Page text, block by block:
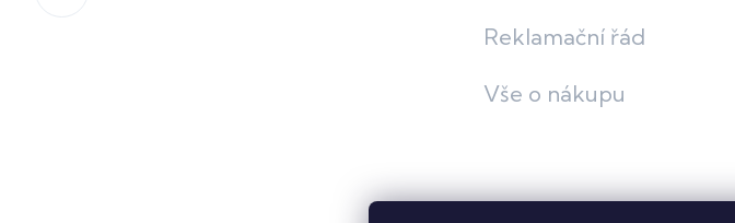
Reklamační řád
Vše o nákupu